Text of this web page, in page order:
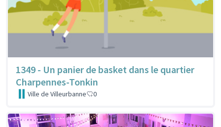
1349 - Un panier de basket dans le quartier
Charpennes-Tonkin
Ville de Villeurbanne 0